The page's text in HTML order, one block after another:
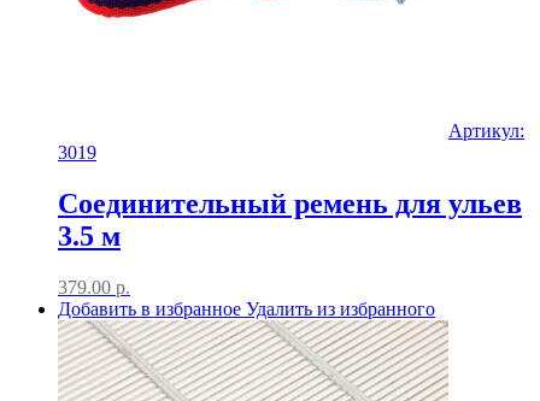
Артикул:
3019
Соединительный ремень для ульев
3.5 м
379.00 р.
Добавить в избранное Удалить из избранного